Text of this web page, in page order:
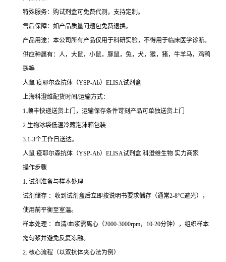
特殊服务：购试剂盒可免费代测，支持定制。
售后保障：如产品质量问题包免费退换。
产品用途：本公司所有产品仅用于科研实验，不得用于临床医学诊断。
供应种属有：人，大鼠，小鼠，豚鼠，兔，犬，猴，猪，牛羊马，鸡鸭
鹅等
人鼠 疫耶尔森抗体（YSP-Ab）ELISA试剂盒
上海科澄维配货时间/运输方式：
1.顺丰快递送货上门，运输保存条件苛刻产品可单独送货上门
2.生物冰袋低温冷藏泡沫箱包装
3.1-3个工作日送达。
人鼠 疫耶尔森抗体（YSP-Ab）ELISA试剂盒 科澄维生物 实力商家
操作步骤
1. 试剂准备与样本处理
试剂储存 ：收到试剂盒后立即按说明书要求储存（通常2-8°C避光），
使用前平衡至室温。
样本处理 ：血清/血浆需离心（2000-3000rpm，10-20分钟），组织样本
需匀浆并避免反复冻融。
2. 核心流程（以双抗体夹心法为例）